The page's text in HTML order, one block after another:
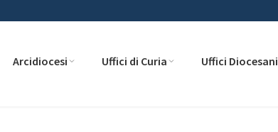
Arcidiocesi Uffici di Curia Uffici Diocesani